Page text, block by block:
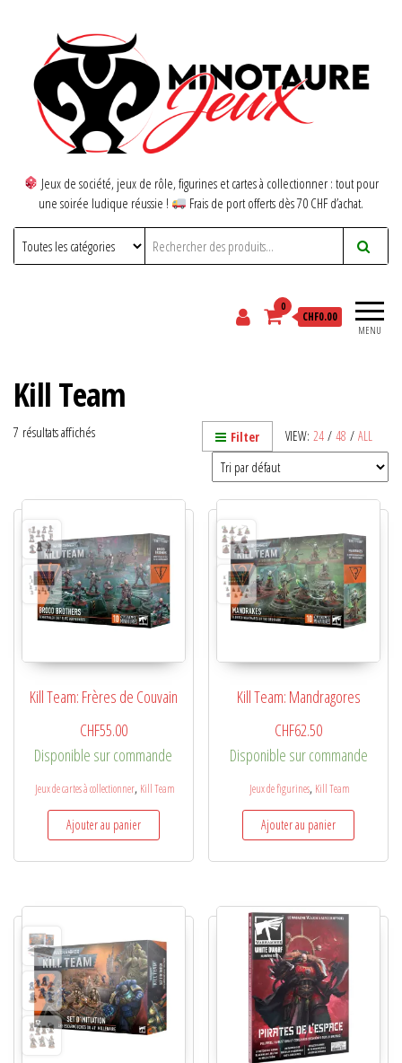
Jeux de société, jeux de rôle, figurines et cartes à collectionner : tout pour
une soirée ludique réussie !
Frais de port offerts dès 70 CHF d’achat.
MENU
0
CHF0.00
Kill Team
VIEW: 24 / 48 / ALL
Filter
7 résultats affichés
Kill Team: Frères de Couvain
CHF55.00
Disponible sur commande
Jeux de cartes à collectionner, Kill Team
Ajouter au panier
Kill Team: Mandragores
CHF62.50
Disponible sur commande
Jeux de figurines, Kill Team
Ajouter au panier